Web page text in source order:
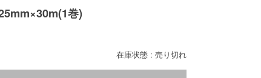
巻)
在庫状態 : 売り切れ